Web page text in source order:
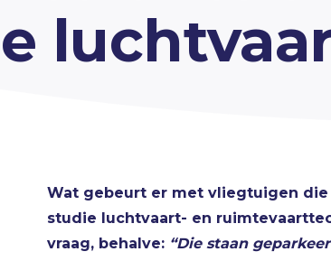
Wat gebeurt er met vliegtuigen die
studie luchtvaart- en
vraag, behalve: “Die staan